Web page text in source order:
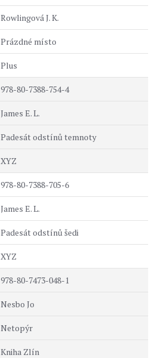
Rowlingová J. K.
Prázdné místo
Plus
978-80-7388-754-4
James E. L.
Padesát odstínů temnoty
XYZ
978-80-7388-705-6
James E. L.
Padesát odstínů šedi
XYZ
978-80-7473-048-1
Nesbo Jo
Netopýr
Kniha Zlín